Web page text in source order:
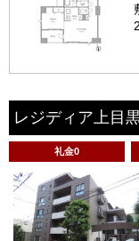
レジディア上目
礼金0